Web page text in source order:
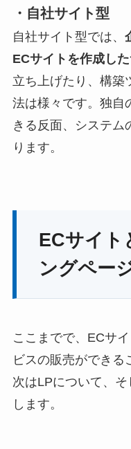
・自社サイト型
自社サイト型では、
ECサイトを作成し
立ち上げたり、構築
法は様々です。独自
きる反面、システム
ります。
ECサイト
ングペー
ここまでで、ECサ
ビスの販売ができる
次はLPについて、
します。